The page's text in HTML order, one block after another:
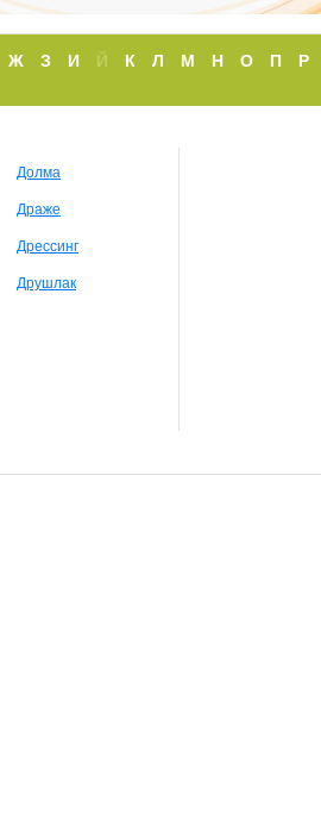
Ж З И Й К Л М Н О П
Р
Долма
Драже
Дрессинг
Друшлак